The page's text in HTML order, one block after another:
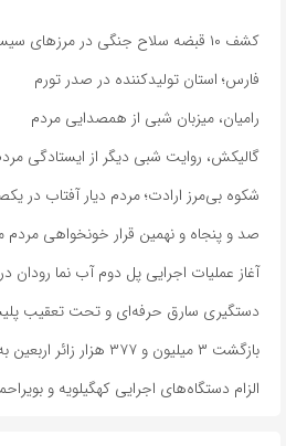
کشف ۱۰ قبضه سلاح جنگی در مرزهای سیستان وبلوچستان
فارس؛ استان تولیدکننده در صدر تورم
رامیان، میزبان شبی از همصدایی مردم
گالیکش، روایت شبی دیگر از ایستادگی
شکوه بی‌مرز ارادت؛ مردم دیار آفتاب در
صد و پنجاه و نهمین قرار خونخواهی مردم
آغاز عملیات اجرایی پل دوم آب نما رودان
دستگیری سارق حرفه‌ای و تحت تعقیب
بازگشت ۳ میلیون و ۳۷۷ هزار زائر اربعین به کشور
الزام دستگاه‌های اجرایی کهگیلویه و